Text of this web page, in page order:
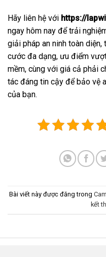
Hãy liên hệ với https://
ngay hôm nay để trải
giải pháp an ninh toàn
cước đa dạng, ưu điểm
mềm, cùng với giá cả phải
tác đáng tin cậy để bảo vệ
của bạn.
Bài viết này được đăng trong
kết